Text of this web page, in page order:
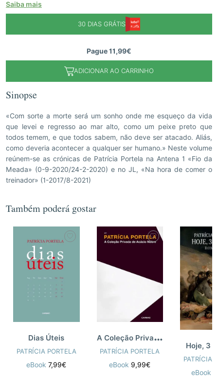
Saiba mais
30 DIAS GRÁTIS
Pague 11,99€
ADICIONAR AO CARRINHO
Sinopse
«Com sorte a morte será um sonho onde me esqueço da vida
que levei e regresso ao mar alto, como um peixe preto que
todos temem, e que todos sabem, não deve ser atacado. Aliás,
como deveria acontecer a qualquer ser humano.» Neste volume
reúnem-se as crónicas de Patrícia Portela na Antena 1 «Fio da
Meada» (0-9-2020/24-2-2020) e no JL, «Na hora de comer o
treinador» (1-2017/8-2021)
Também poderá gostar
Dias Úteis
PATRÍCIA PORTELA
eBook7,99€
A
Coleção Privada de Acácio Nobre
PATRÍCIA PORTELA
eBook 9,99€
Hoje, 3
PATRÍCIA
eBook